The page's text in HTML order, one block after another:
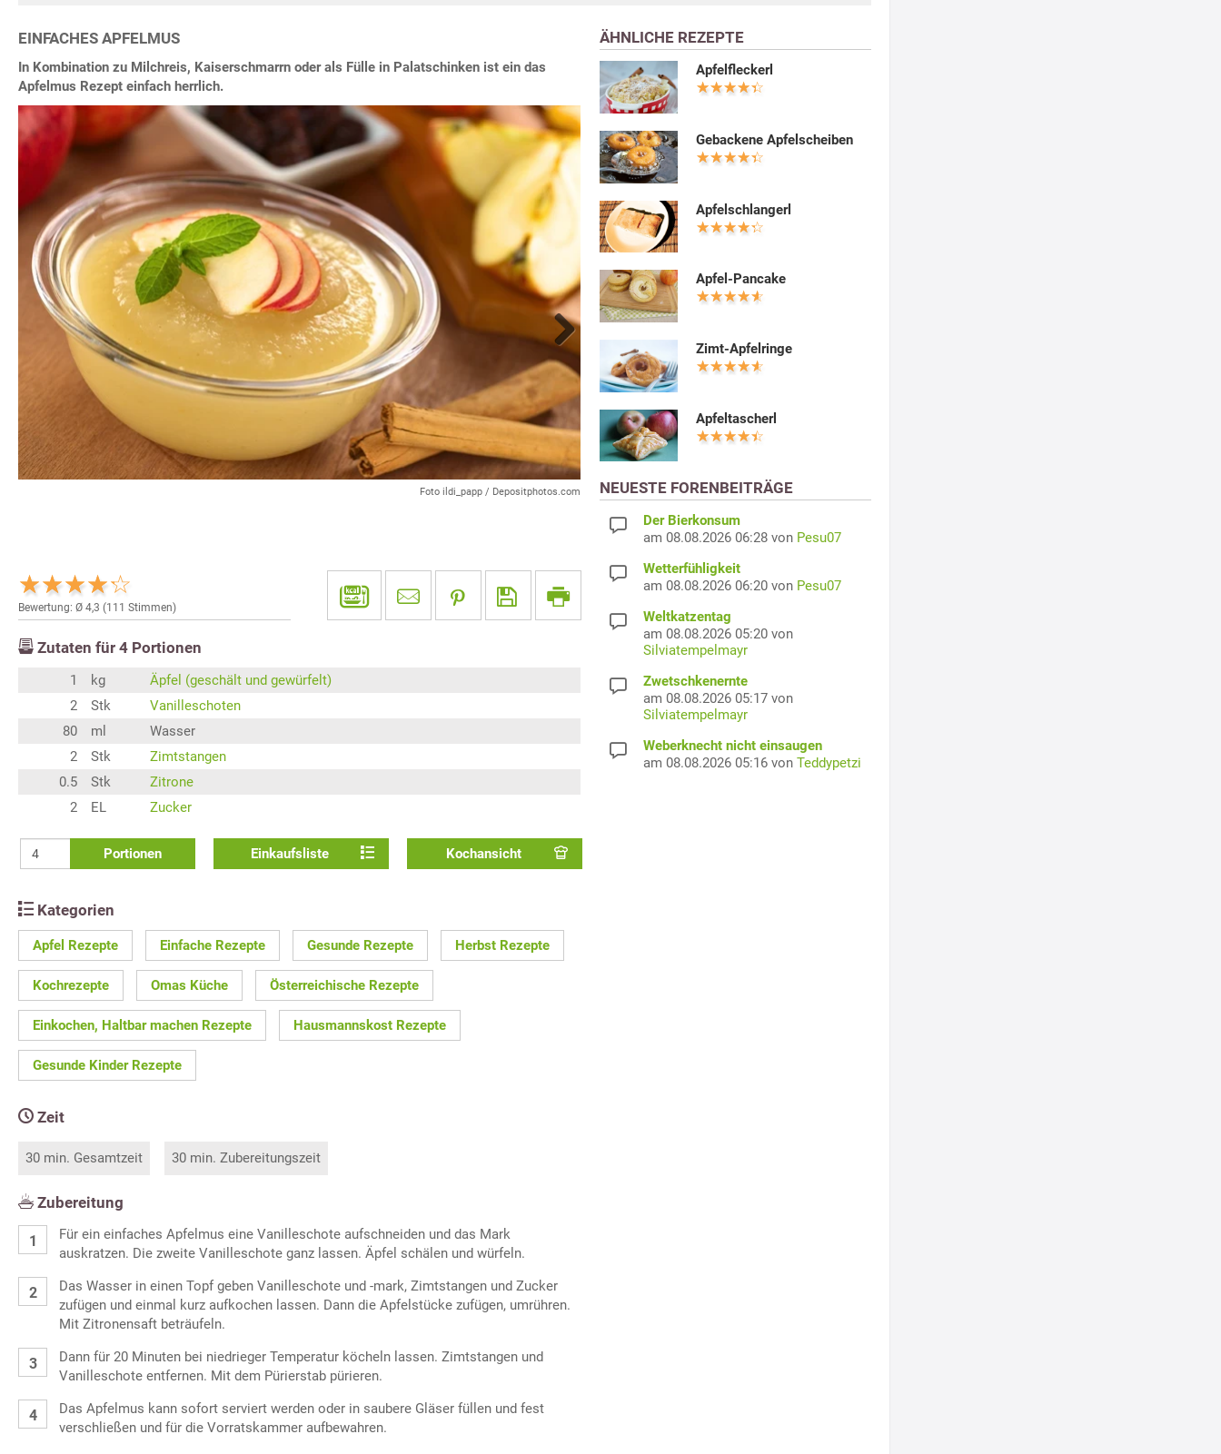
EINFACHES APFELMUS
In Kombination zu Milchreis, Kaiserschmarrn oder als Fülle in Palatschinken ist ein das
Apfelmus Rezept einfach herrlich.
Foto ildi_papp / Depositphotos.com
Next
Bewertung: Ø 4,3 (111 Stimmen)
Zutaten für 4 Portionen
1 kg
Äpfel (geschält und gewürfelt)
2
Stk
Vanilleschoten
80
ml
Wasser
2
Stk
Zimtstangen
0.5
Stk
Zitrone
2
EL Zucker
Portionen Einkaufsliste Kochansicht
Kategorien
Apfel Rezepte Einfache Rezepte Gesunde Rezepte Herbst Rezepte
Kochrezepte Omas Küche Österreichische Rezepte
Einkochen, Haltbar machen Rezepte Hausmannskost Rezepte
Gesunde Kinder Rezepte
Zeit
30 min. Gesamtzeit 30 min. Zubereitungszeit
Zubereitung
Für ein einfaches Apfelmus eine Vanilleschote aufschneiden und das Mark
auskratzen. Die zweite Vanilleschote ganz lassen. Äpfel schälen und würfeln.
Das Wasser in einen Topf geben Vanilleschote und -mark, Zimtstangen und Zucker
zufügen und einmal kurz aufkochen lassen. Dann die Apfelstücke zufügen, umrühren.
Mit Zitronensaft beträufeln.
Dann für 20 Minuten bei niedrieger Temperatur köcheln lassen. Zimtstangen und
Vanilleschote entfernen. Mit dem Pürierstab pürieren.
Das Apfelmus kann sofort serviert werden oder in saubere Gläser füllen und fest
verschließen und für die Vorratskammer aufbewahren.
ÄHNLICHE REZEPTE
Apfelfleckerl
Gebackene Apfelscheiben
Apfelschlangerl
Apfel-Pancake
Zimt-Apfelringe
Apfeltascherl
NEUESTE FORENBEITRÄGE
Der Bierkonsum
am 08.08.2026 06:28 von Pesu07
Wetterfühligkeit
am 08.08.2026 06:20 von Pesu07
Weltkatzentag
am 08.08.2026 05:20 von
Silviatempelmayr
Zwetschkenernte
am 08.08.2026 05:17 von
Silviatempelmayr
Weberknecht nicht einsaugen
am 08.08.2026 05:16 von Teddypetzi